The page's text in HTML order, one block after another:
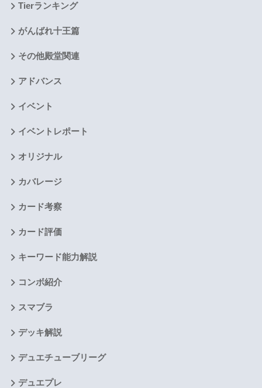
Tierランキング
がんばれ十王篇
その他殿堂関連
アドバンス
イベント
イベントレポート
オリジナル
カバレージ
カード考察
カード評価
キーワード能力解説
コンボ紹介
スマブラ
デッキ解説
デュエチューブリーグ
デュエプレ